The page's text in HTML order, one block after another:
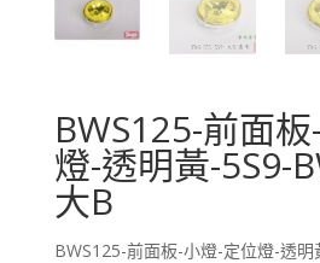
BWS125-前面
燈-透明黃-5S9-
大B
BWS125-前面板-小燈-定位燈-透明